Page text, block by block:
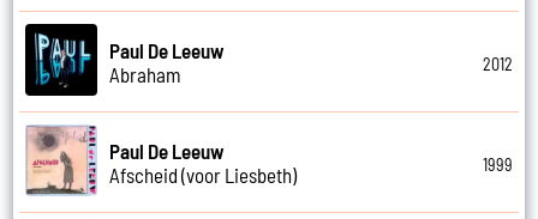
Paul De Leeuw
Abraham
2012
Paul De Leeuw
Afscheid (voor Liesbeth)
1999